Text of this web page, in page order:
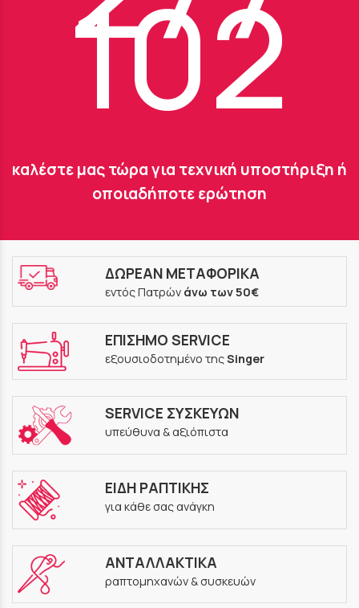
102
καλέστε μας τώρα για τεχνική υποστήριξη ή
οποιαδήποτε ερώτηση
ΔΩΡΕΑΝ ΜΕΤΑΦΟΡΙΚΑ
εντός Πατρών άνω των 50€
ΕΠΙΣΗΜΟ SERVICE
εξουσιοδοτημένο τηςSinger
SERVICE ΣΥΣΚΕΥΩΝ
υπεύθυνα & αξιόπιστα
ΕΙΔΗ ΡΑΠΤΙΚΗΣ
για κάθε σας ανάγκη
ΑΝΤΑΛΛΑΚΤΙΚΑ
ραπτομηχανών & συσκευών